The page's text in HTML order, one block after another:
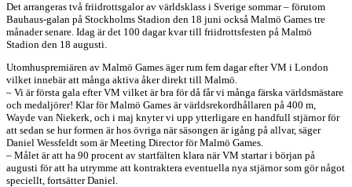
Det arrangeras två friidrottsgalor av världsklass i Sverige sommar – förutom
Bauhaus-galan på Stockholms Stadion den 18 juni också Malmö Games tre
månader senare. Idag är det 100 dagar kvar till friidrottsfesten på Malmö
Stadion den 18 augusti.
Utomhuspremiären av Malmö Games äger rum fem dagar efter VM i London
vilket innebär att många aktiva åker direkt till Malmö.
– Vi är första gala efter VM vilket är bra för då får vi många färska världsmästare
och medaljörer! Klar för Malmö Games är världsrekordhållaren på 400 m,
Wayde van Niekerk, och i maj knyter vi upp ytterligare en handfull stjärnor för
att sedan se hur formen är hos övriga när säsongen är igång på allvar, säger
Daniel Wessfeldt som är Meeting Director för Malmö Games.
– Målet är att ha 90 procent av startfälten klara när VM startar i början på
augusti för att ha utrymme att kontraktera eventuella nya stjärnor som gör något
speciellt, fortsätter Daniel.